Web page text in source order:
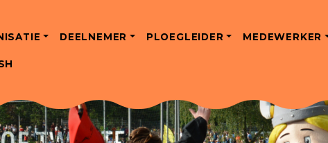
DEELNEMER PLOEGLEIDER MEDEWERKER